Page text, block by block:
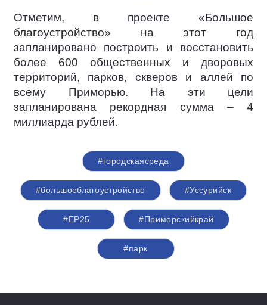
Отметим, в проекте «Большое
благоустройство» на этот год
запланировано построить и восстановить
более 600 общественных и дворовых
территорий, парков, скверов и аллей по
всему Приморью. На эти цели
запланирована рекордная сумма – 4
миллиарда рублей.
#городскаясреда
#большоеблагоустройство #Уссурийск
#ЕР25 #Приморскийкрай
#парк